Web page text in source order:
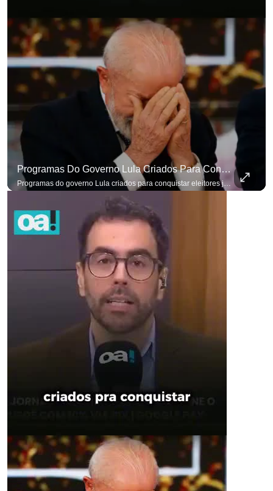
Programas Do Governo Lula Criados Para Conquistar Eleitores Já Não Têm Mais O Mesmo Efeito
Programas do governo Lula criados para conquistar eleitores já não têm o mesmo efeito de campanhas anteriores. #OAntagonista Se você busca informação com credibilidade, inscreva-se agora e ative o